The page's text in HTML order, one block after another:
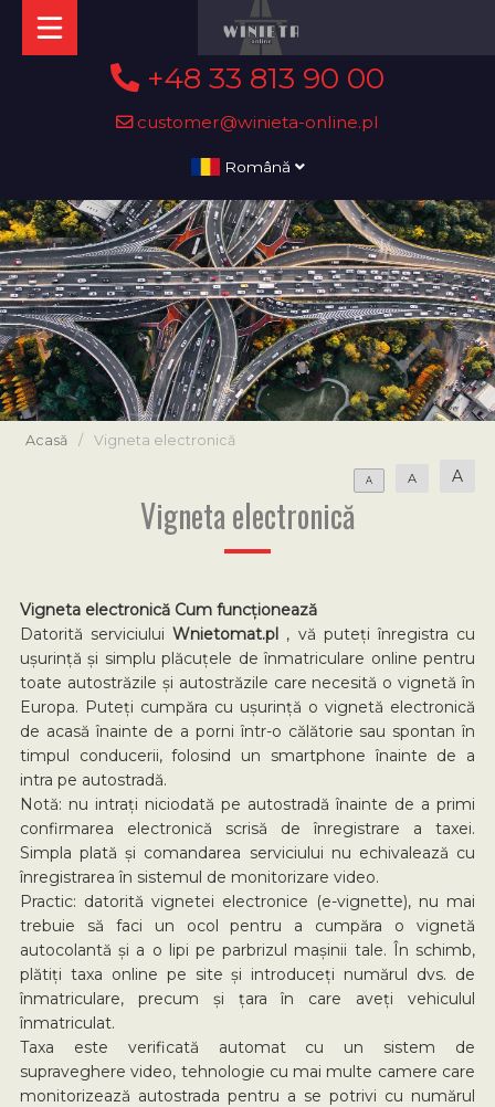
+48 33 813 90 00
customer@winieta-online.pl
Română
Acasă / Vigneta electronică
A A A
Vigneta electronică
Vigneta electronică Cum funcționează
Datorită serviciuluiWnietomat.pl , vă puteți înregistra cu
ușurință și simplu plăcuțele de înmatriculare online pentru
toate autostrăzile și autostrăzile care necesită o vignetă în
Europa. Puteți cumpăra cu ușurință o vignetă electronică
de acasă înainte de a porni într-o călătorie sau spontan în
timpul conducerii, folosind un smartphone înainte de a
intra pe autostradă.
Notă: nu intrați niciodată pe autostradă înainte de a primi
confirmarea electronică scrisă de înregistrare a taxei.
Simpla plată și comandarea serviciului nu echivalează cu
înregistrarea în sistemul de monitorizare video.
Practic: datorită vignetei electronice (e-vignette), nu mai
trebuie să faci un ocol pentru a cumpăra o vignetă
autocolantă și a o lipi pe parbrizul mașinii tale. În schimb,
plătiți taxa online pe site și introduceți numărul dvs. de
înmatriculare, precum și țara în care aveți vehiculul
înmatriculat.
Taxa este verificată automat cu un sistem de
supraveghere video, tehnologie cu mai multe camere care
monitorizează autostrada pentru a se potrivi cu numărul